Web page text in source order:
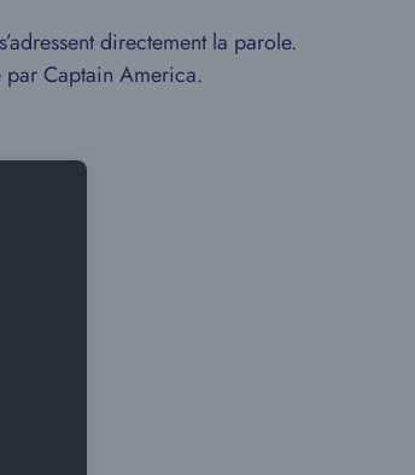
directement la parole.
Captain America.